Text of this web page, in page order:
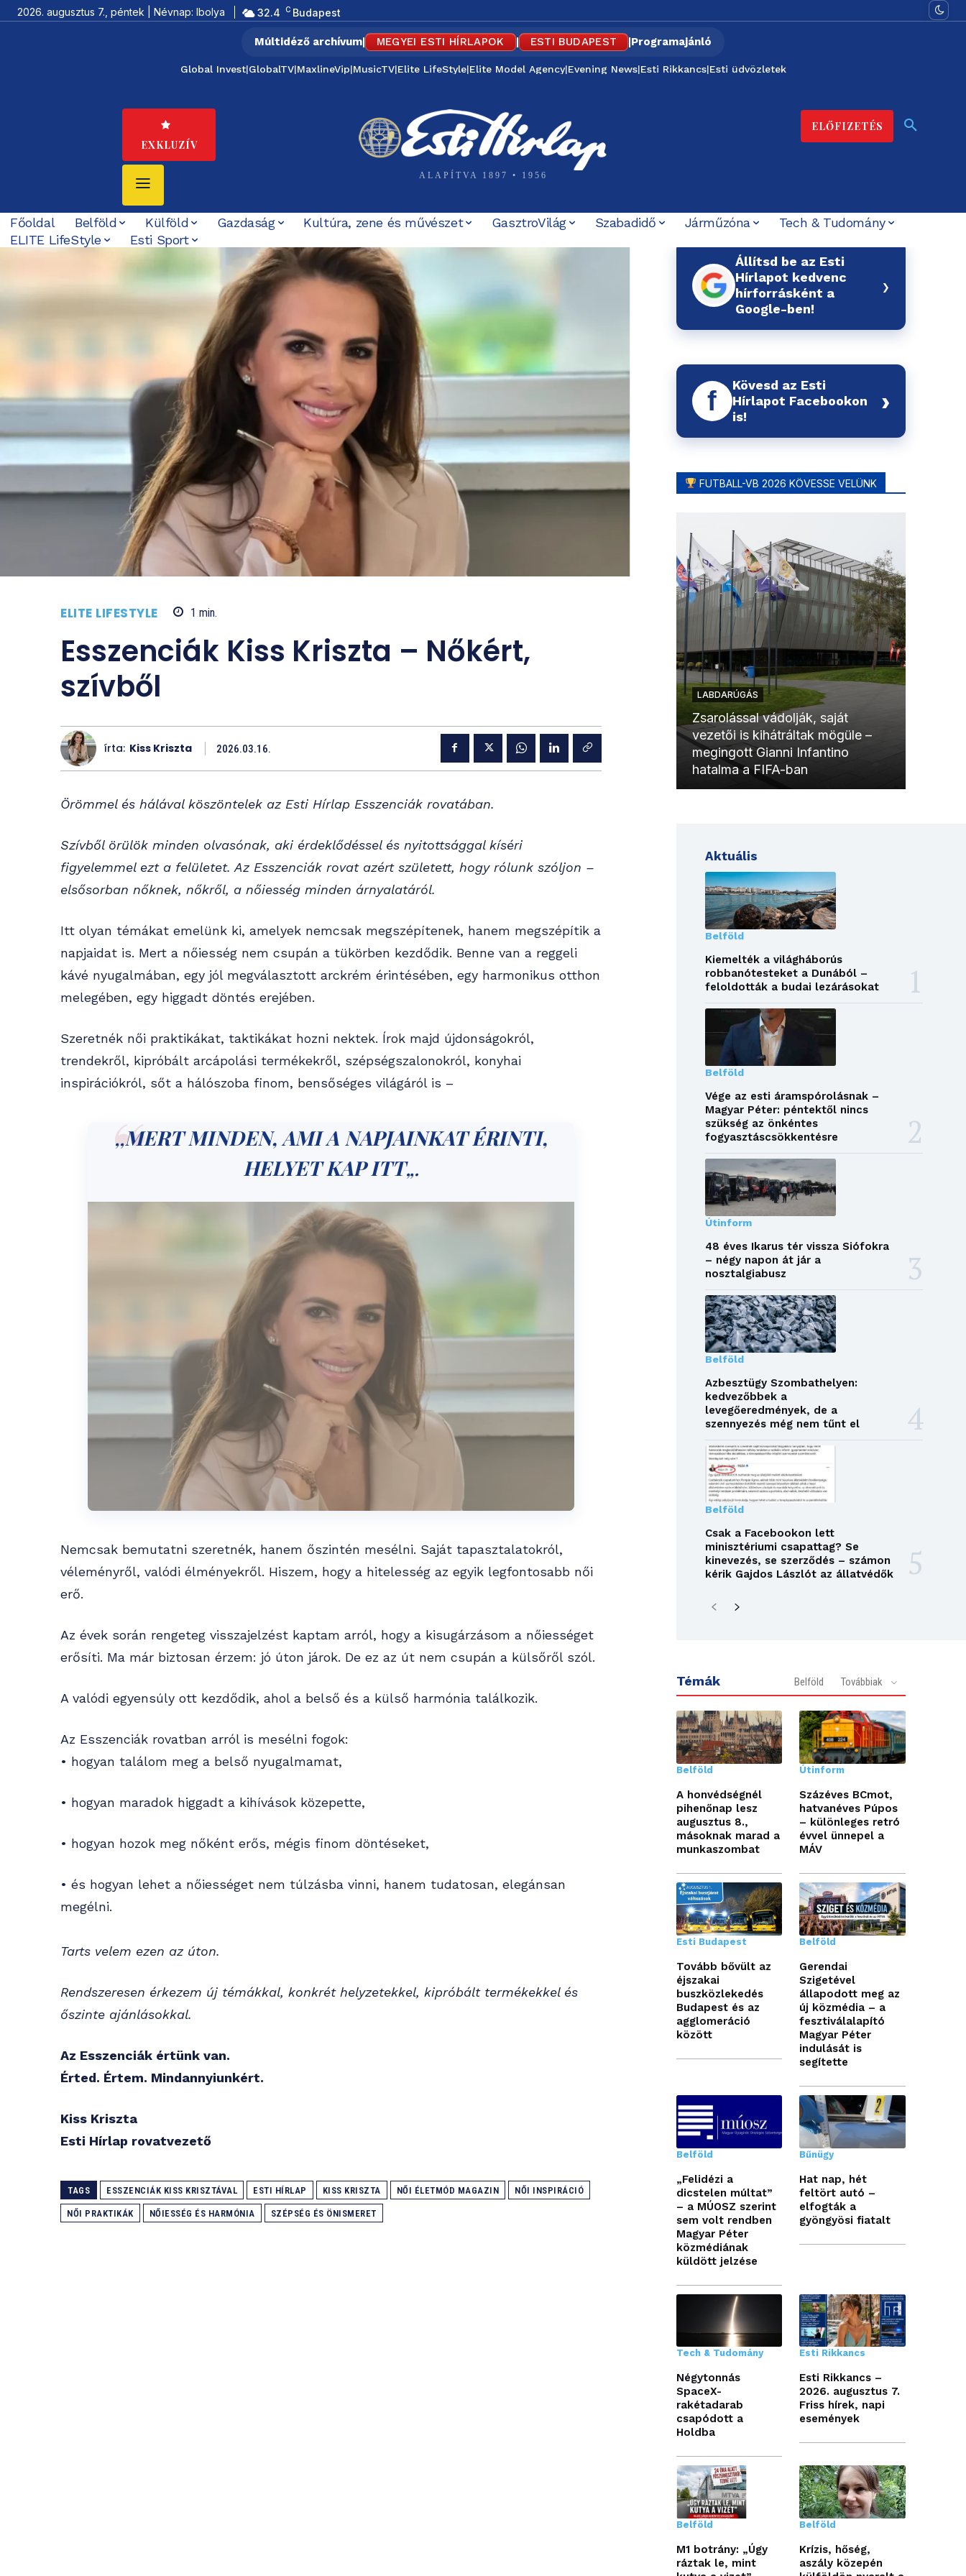
2026. augusztus 7., péntek | Névnap: Ibolya 32.4 C Budapest
Múltidéző archívum| MEGYEI ESTI HÍRLAPOK | ESTI BUDAPEST |Programajánló
Global Invest|GlobalTV|MaxlineVip|MusicTV|Elite LifeStyle|Elite Model Agency|Evening News|Esti Rikkancs|Esti üdvözletek
EXKLUZÍV
ALAPÍTVA 1897 • 1956
ELŐFIZETÉS
Főoldal Belföld Külföld Gazdaság Kultúra, zene és művészet GasztroVilág Szabadidő Járműzóna
Tech & Tudomány
ELITE LifeStyle
Esti Sport
ELITE LIFESTYLE 1 min.
Esszenciák Kiss Kriszta – Nőkért,
szívből
írta: Kiss Kriszta 2026.03.16.
Örömmel és hálával köszöntelek az Esti Hírlap Esszenciák rovatában.
Szívből örülök minden olvasónak, aki érdeklődéssel és nyitottsággal kíséri
figyelemmel ezt a felületet. Az Esszenciák rovat azért született, hogy rólunk szóljon –
elsősorban nőknek, nőkről, a nőiesség minden árnyalatáról.
Itt olyan témákat emelünk ki, amelyek nemcsak megszépítenek, hanem megszépítik a
napjaidat is. Mert a nőiesség nem csupán a tükörben kezdődik. Benne van a reggeli
kávé nyugalmában, egy jól megválasztott arckrém érintésében, egy harmonikus otthon
melegében, egy higgadt döntés erejében.
Szeretnék női praktikákat, taktikákat hozni nektek. Írok majd újdonságokról,
trendekről, kipróbált arcápolási termékekről, szépségszalonokról, konyhai
inspirációkról, sőt a hálószoba finom, bensőséges világáról is –
,,MERT MINDEN, AMI A NAPJAINKAT ÉRINTI,
HELYET KAP ITT„.
Nemcsak bemutatni szeretnék, hanem őszintén mesélni. Saját tapasztalatokról,
véleményről, valódi élményekről. Hiszem, hogy a hitelesség az egyik legfontosabb női
erő.
Az évek során rengeteg visszajelzést kaptam arról, hogy a kisugárzásom a nőiességet
erősíti. Ma már biztosan érzem: jó úton járok. De ez az út nem csupán a külsőről szól.
A valódi egyensúly ott kezdődik, ahol a belső és a külső harmónia találkozik.
Az Esszenciák rovatban arról is mesélni fogok:
• hogyan találom meg a belső nyugalmamat,
• hogyan maradok higgadt a kihívások közepette,
• hogyan hozok meg nőként erős, mégis finom döntéseket,
• és hogyan lehet a nőiességet nem túlzásba vinni, hanem tudatosan, elegánsan
megélni.
Tarts velem ezen az úton.
Rendszeresen érkezem új témákkal, konkrét helyzetekkel, kipróbált termékekkel és
őszinte ajánlásokkal.
Az Esszenciák értünk van.
Érted. Értem. Mindannyiunkért.
Kiss Kriszta
Esti Hírlap rovatvezető
TAGS ESSZENCIÁK KISS KRISZTÁVAL ESTI HÍRLAP KISS KRISZTA NŐI ÉLETMÓD MAGAZIN NŐI INSPIRÁCIÓ
NŐI PRAKTIKÁK NŐIESSÉG ÉS HARMÓNIA SZÉPSÉG ÉS ÖNISMERET
Állítsd be az Esti
Hírlapot kedvenc
hírforrásként a
Google-ben!
›
f
Kövesd az Esti
Hírlapot Facebookon
is!
›
FUTBALL-VB 2026 KÖVESSE VELÜNK
LABDARÚGÁS
Zsarolással vádolják, saját
vezetői is kihátráltak mögüle –
megingott Gianni Infantino
hatalma a FIFA-ban
Aktuális
Belföld
Kiemelték a világháborús
robbanótesteket a Dunából –
feloldották a budai lezárásokat
Belföld
Vége az esti áramspórolásnak –
Magyar Péter: péntektől nincs
szükség az önkéntes
fogyasztáscsökkentésre
Útinform
48 éves Ikarus tér vissza Siófokra
– négy napon át jár a
nosztalgiabusz
Belföld
Azbesztügy Szombathelyen:
kedvezőbbek a
levegőeredmények, de a
szennyezés még nem tűnt el
Belföld
Csak a Facebookon lett
minisztériumi csapattag? Se
kinevezés, se szerződés – számon
kérik Gajdos Lászlót az állatvédők
Témák Belföld Továbbiak
Belföld
A honvédségnél
pihenőnap lesz
augusztus 8.,
másoknak marad a
munkaszombat
Útinform
Százéves BCmot,
hatvanéves Púpos
– különleges retró
évvel ünnepel a
MÁV
Esti Budapest
Tovább bővült az
éjszakai
buszközlekedés
Budapest és az
agglomeráció
között
Belföld
Gerendai
Szigetével
állapodott meg az
új közmédia – a
fesztiválalapító
Magyar Péter
indulását is
segítette
Belföld
„Felidézi a
dicstelen múltat”
– a MÚOSZ szerint
sem volt rendben
Magyar Péter
közmédiának
küldött jelzése
Bűnügy
Hat nap, hét
feltört autó –
elfogták a
gyöngyösi fiatalt
Tech & Tudomány
Négytonnás
SpaceX-
rakétadarab
csapódott a
Holdba
Esti Rikkancs
Esti Rikkancs –
2026. augusztus 7.
Friss hírek, napi
események
Belföld
M1 botrány: „Úgy
ráztak le, mint
Belföld
Krízis, hőség,
aszály közepén